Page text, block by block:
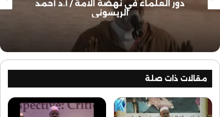
دور العلماء في نهضة الامة / أ.د أحمد
الريسوني
مقالات ذات صلة